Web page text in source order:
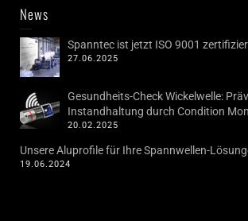
News
Spanntec ist jetzt ISO 9001
27.06.2025
Gesundheits-Check Wickelwelle:
Instandhaltung durch Condition
20.02.2025
Unsere Aluprofile für Ihre Spannwellen-
19.06.2024